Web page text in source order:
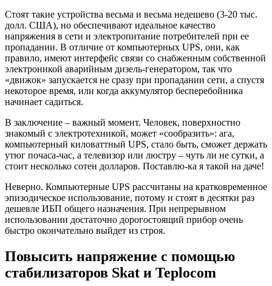
Стоят такие устройства весьма и весьма недешево (3-20 тыс.
долл. США), но обеспечивают идеальное качество
напряжения в сети и электропитание потребителей при ее
пропадании. В отличие от компьютерных UPS, они, как
правило, имеют интерфейс связи со снабженным собственной
электроникой аварийным дизель-генератором, так что
«движок» запускается не сразу при пропадании сети, а спустя
некоторое время, или когда аккумулятор бесперебойника
начинает садиться.
В заключение – важный момент. Человек, поверхностно
знакомый с электротехникой, может «сообразить»: ага,
компьютерный киловаттный UPS, стало быть, сможет держать
утюг почаса-час, а телевизор или люстру – чуть ли не сутки, а
стоит несколько сотен долларов. Поставлю-ка я такой на даче!
Неверно. Компьютерные UPS рассчитаны на кратковременное
эпизодическое использование, потому и стоят в десятки раз
дешевле ИБП общего назначения. При непрерывном
использовании достаточно дорогостоящий прибор очень
быстро окончательно выйдет из строя.
Повысить напряжение с помощью
стабилизаторов Skat и Teplocom